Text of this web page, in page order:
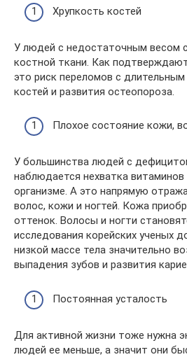
Хрупкость костей
У людей с недостаточным весом
костной ткани. Как
это риск переломов с
костей и развития остеопороза.
Плохое состояние кожи,
У большинства людей с
наблюдается нехватка витаминов
организме. А это напрямую
волос, кожи и ногтей. Кожа
оттенок. Волосы и ногти
исследования корейских ученых
низкой массе тела значительно
выпадения зубов и развития
Постоянная усталость
Для активной жизни тоже нужна
людей ее меньше, а значит они